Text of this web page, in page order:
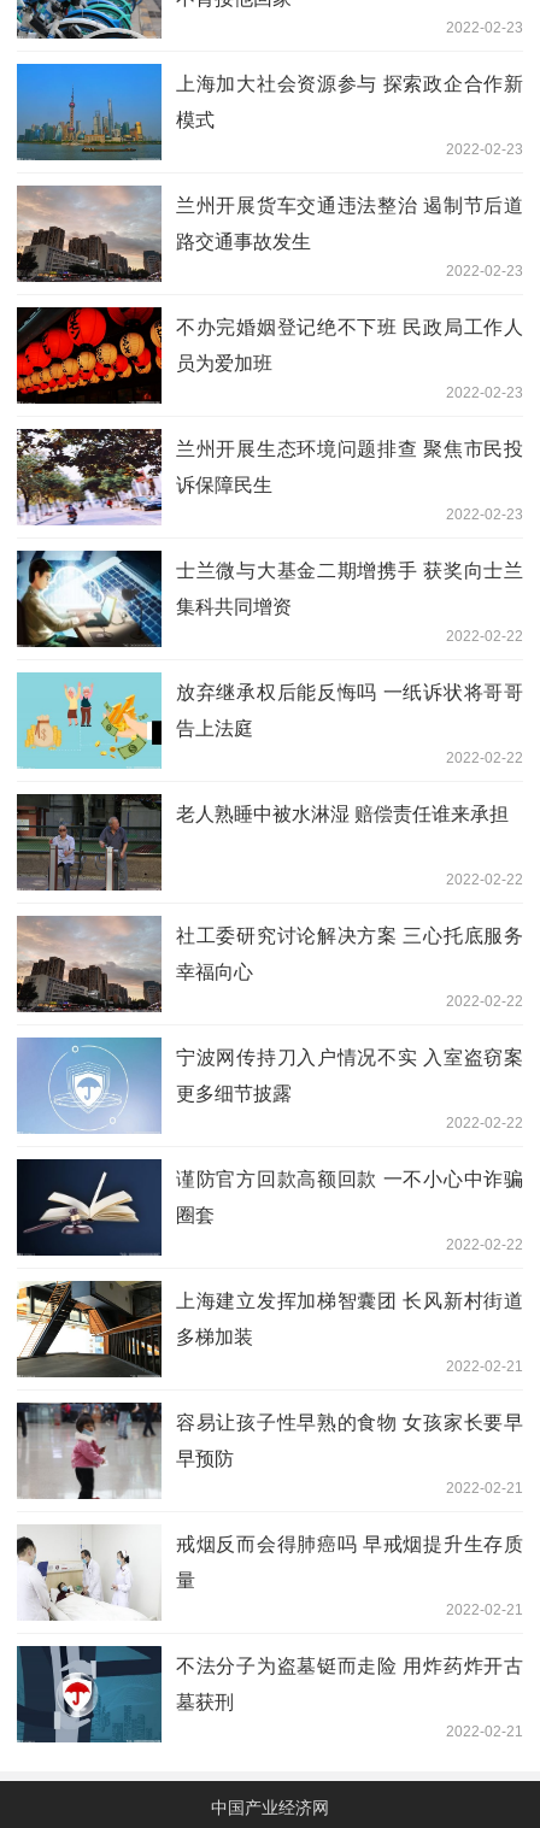
2022-02-23
上海加大社会资源参与 探索政企合作新
模式
2022-02-23
兰州开展货车交通违法整治 遏制节后道
路交通事故发生
2022-02-23
不办完婚姻登记绝不下班 民政局工作人
员为爱加班
2022-02-23
兰州开展生态环境问题排查 聚焦市民投
诉保障民生
2022-02-23
士兰微与大基金二期增携手 获奖向士兰
集科共同增资
2022-02-22
放弃继承权后能反悔吗 一纸诉状将哥哥
告上法庭
2022-02-22
老人熟睡中被水淋湿 赔偿责任谁来承担
2022-02-22
社工委研究讨论解决方案 三心托底服务
幸福向心
2022-02-22
宁波网传持刀入户情况不实 入室盗窃案
更多细节披露
2022-02-22
谨防官方回款高额回款 一不小心中诈骗
圈套
2022-02-22
上海建立发挥加梯智囊团 长风新村街道
多梯加装
2022-02-21
容易让孩子性早熟的食物 女孩家长要早
早预防
2022-02-21
戒烟反而会得肺癌吗 早戒烟提升生存质
量
2022-02-21
不法分子为盗墓铤而走险 用炸药炸开古
墓获刑
2022-02-21
中国产业经济网